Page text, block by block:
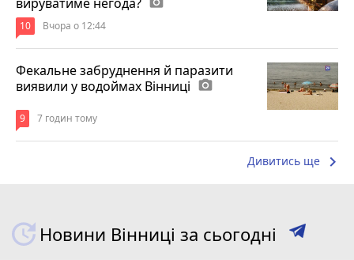
10 Вчора о 12:44
Фекальне забруднення й паразити
виявили у водоймах Вінниці photo_camera
9 7 годин тому
Дивитись ще keyboard_arrow_right
Новини Вінниці за сьогодні